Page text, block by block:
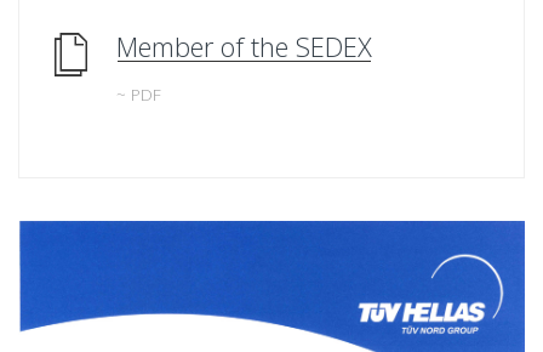
Member of the SEDEX
~ PDF